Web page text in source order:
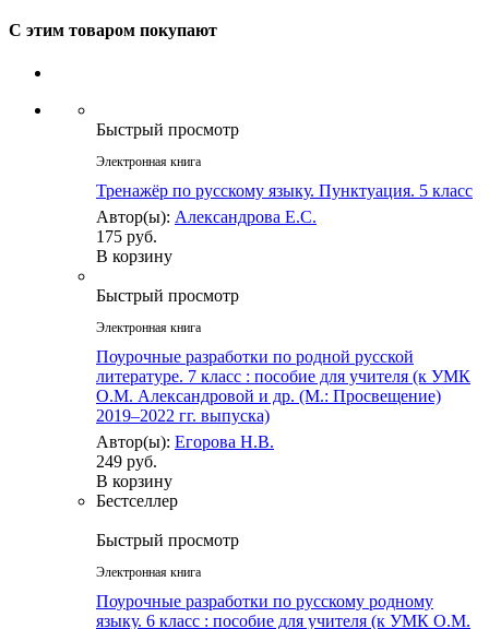
С этим товаром покупают
Быстрый просмотр
Электронная книга
Тренажёр по русскому языку. Пунктуация. 5 класс
Автор(ы): Александрова Е.С.
175 руб.
В корзину
Быстрый просмотр
Электронная книга
Поурочные разработки по родной русской
литературе. 7 класс : пособие для учителя (к УМК
О.М. Александровой и др. (М.: Просвещение)
2019–2022 гг. выпуска)
Автор(ы): Егорова Н.В.
249 руб.
В корзину
Бестселлер
Быстрый просмотр
Электронная книга
Поурочные разработки по русскому родному
языку. 6 класс : пособие для учителя (к УМК О.М.